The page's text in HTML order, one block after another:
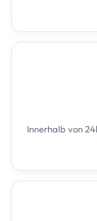
Innerhalb von